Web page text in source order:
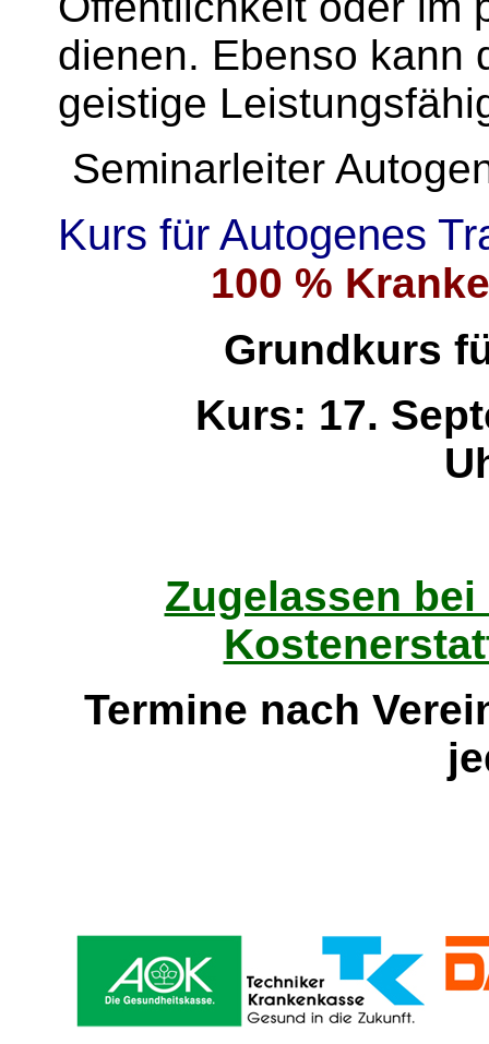
dienen. Ebenso kann
geistige
Seminarleiter
Kurs für Autogenes
100 %
Grundkurs
Kurs: 17.
Zugelassen
Termine nach